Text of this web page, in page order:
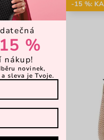
-15 %:
%
nákup!
novinek,
sleva je Tvoje.